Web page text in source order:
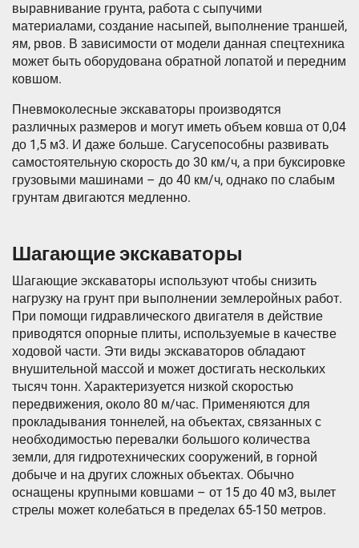
выравнивание грунта, работа с сыпучими
материалами, создание насыпей, выполнение траншей,
ям, рвов. В зависимости от модели данная спецтехника
может быть оборудована обратной лопатой и передним
ковшом.
Пневмоколесные экскаваторы производятся
различных размеров и могут иметь объем ковша от 0,04
до 1,5 м3. И даже больше. Сагусепособны развивать
самостоятельную скорость до 30 км/ч, а при буксировке
грузовыми машинами – до 40 км/ч, однако по слабым
грунтам двигаются медленно.
Шагающие экскаваторы
Шагающие экскаваторы используют чтобы снизить
нагрузку на грунт при выполнении землеройных работ.
При помощи гидравлического двигателя в действие
приводятся опорные плиты, используемые в качестве
ходовой части. Эти виды экскаваторов обладают
внушительной массой и может достигать нескольких
тысяч тонн. Характеризуется низкой скоростью
передвижения, около 80 м/час. Применяются для
прокладывания тоннелей, на объектах, связанных с
необходимостью перевалки большого количества
земли, для гидротехнических сооружений, в горной
добыче и на других сложных объектах. Обычно
оснащены крупными ковшами – от 15 до 40 м3, вылет
стрелы может колебаться в пределах 65-150 метров.